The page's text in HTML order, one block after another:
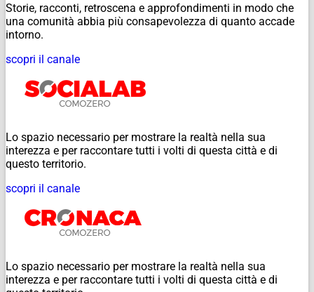
Storie, racconti, retroscena e approfondimenti in modo che
una comunità abbia più consapevolezza di quanto accade
intorno.
scopri il canale
Lo spazio necessario per mostrare la realtà nella sua
interezza e per raccontare tutti i volti di questa città e di
questo territorio.
scopri il canale
Lo spazio necessario per mostrare la realtà nella sua
interezza e per raccontare tutti i volti di questa città e di